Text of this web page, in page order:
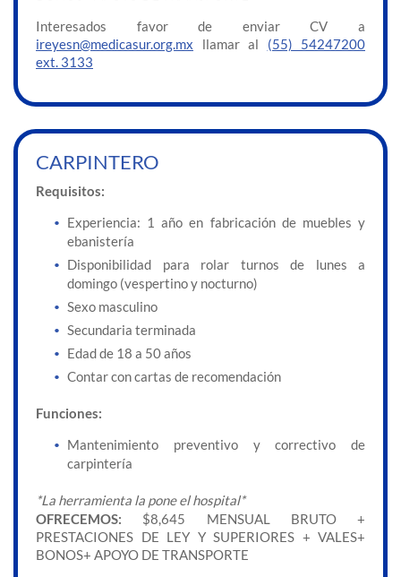
Interesados favor de enviar CV a
ireyesn@medicasur.org.mx llamar al (55) 54247200
ext. 3133
CARPINTERO
Requisitos:
Experiencia: 1 año en fabricación de muebles y
ebanistería
Disponibilidad para rolar turnos de lunes a
domingo (vespertino y nocturno)
Sexo masculino
Secundaria terminada
Edad de 18 a 50 años
Contar con cartas de recomendación
Funciones:
Mantenimiento preventivo y correctivo de
carpintería
*La herramienta la pone el hospital*
OFRECEMOS: $8,645 MENSUAL BRUTO +
PRESTACIONES DE LEY Y SUPERIORES + VALES+
BONOS+ APOYO DE TRANSPORTE